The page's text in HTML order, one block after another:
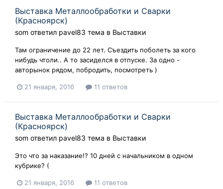
Выставка Металлообработки и Сварки
(Красноярск)
som ответил pavel83 тема в Выставки
Там ограничение до 22 лет. Съездить поболеть за кого
нибудь чтоли.. А то засиделся в отпуске. За одно -
авторынок рядом, побродить, посмотреть )
21 января, 2016 11 ответов
Выставка Металлообработки и Сварки
(Красноярск)
som ответил pavel83 тема в Выставки
Это что за наказание!? 10 дней с начальником в одном
кубрике? (
21 января, 2016 11 ответов